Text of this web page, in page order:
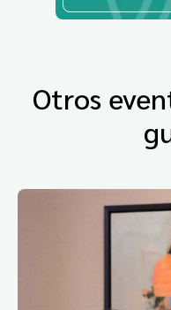
Otros